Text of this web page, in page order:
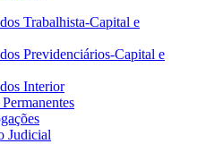
Trabalhista-Capital e
Previdenciários-Capital e
Interior
Judicial